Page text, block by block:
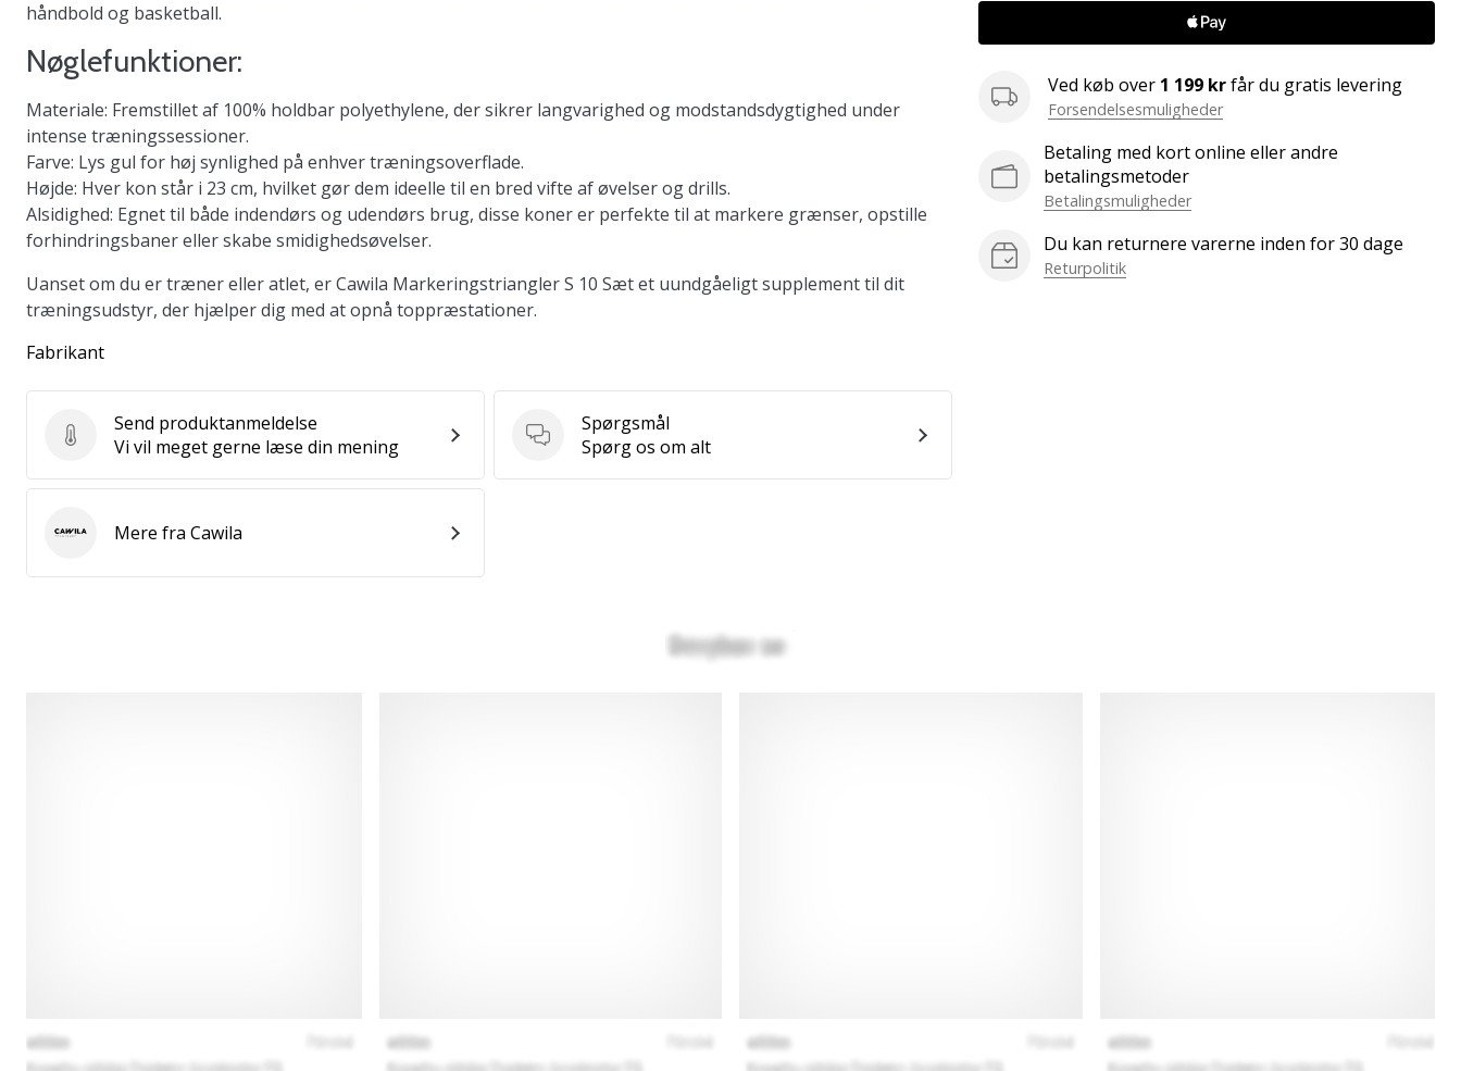
Ved køb over 1 199 krfår du gratis levering
Forsendelsesmuligheder
Betaling med kort online eller andre
betalingsmetoder
Betalingsmuligheder
Du kan returnere varerne inden for 30 dage
Returpolitik
håndbold og basketball.
Nøglefunktioner:
Materiale: Fremstillet af 100% holdbar polyethylene, der sikrer langvarighed og modstandsdygtighed under
intense træningssessioner.
Farve: Lys gul for høj synlighed på enhver træningsoverflade.
Højde: Hver kon står i 23 cm, hvilket gør dem ideelle til en bred vifte af øvelser og drills.
Alsidighed: Egnet til både indendørs og udendørs brug, disse koner er perfekte til at markere grænser, opstille
forhindringsbaner eller skabe smidighedsøvelser.
Uanset om du er træner eller atlet, er Cawila Markeringstriangler S 10 Sæt et uundgåeligt supplement til dit
træningsudstyr, der hjælper dig med at opnå toppræstationer.
Fabrikant
Send produktanmeldelse
Send produktanmeldelse
Vi vil meget gerne læse din mening
Spørgsmål
Spørgsmål
Spørg os om alt
CawilaMere fra Cawila